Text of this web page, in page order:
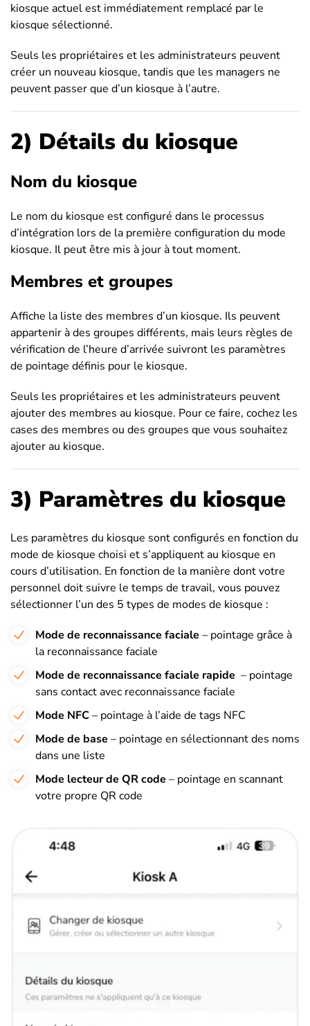
kiosque actuel est immédiatement remplacé par le
kiosque sélectionné.
Seuls les propriétaires et les administrateurs peuvent
créer un nouveau kiosque, tandis que les managers ne
peuvent passer que d’un kiosque à l’autre.
2) Détails du kiosque
Nom du kiosque
Le nom du kiosque est configuré dans le processus
d’intégration lors de la première configuration du mode
kiosque. Il peut être mis à jour à tout moment.
Membres et groupes
Affiche la liste des membres d’un kiosque. Ils peuvent
appartenir à des groupes différents, mais leurs règles de
vérification de l’heure d’arrivée suivront les paramètres
de pointage définis pour le kiosque.
Seuls les propriétaires et les administrateurs peuvent
ajouter des membres au kiosque. Pour ce faire, cochez les
cases des membres ou des groupes que vous souhaitez
ajouter au kiosque.
3) Paramètres du kiosque
Les paramètres du kiosque sont configurés en fonction du
mode de kiosque choisi et s’appliquent au kiosque en
cours d’utilisation. En fonction de la manière dont votre
personnel doit suivre le temps de travail, vous pouvez
sélectionner l’un des 5 types de modes de kiosque :
Mode de reconnaissance faciale – pointage grâce à
la reconnaissance faciale
Mode de reconnaissance faciale rapide – pointage
sans contact avec reconnaissance faciale
Mode NFC– pointage à l’aide de tags NFC
Mode de base – pointage en sélectionnant des noms
dans une liste
Mode lecteur de QR code – pointage en scannant
votre propre QR code